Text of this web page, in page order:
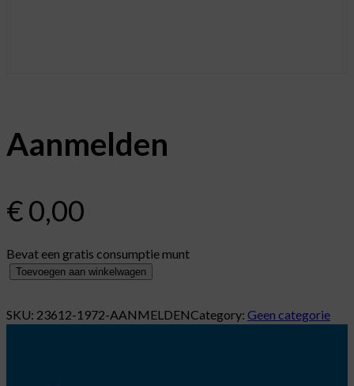
Aanmelden
€0,00
Bevat een gratis consumptie munt
n
m
Toevoegen aan winkelwagen
SKU: 23612-1972-AANMELDENCategory: Geen categorie